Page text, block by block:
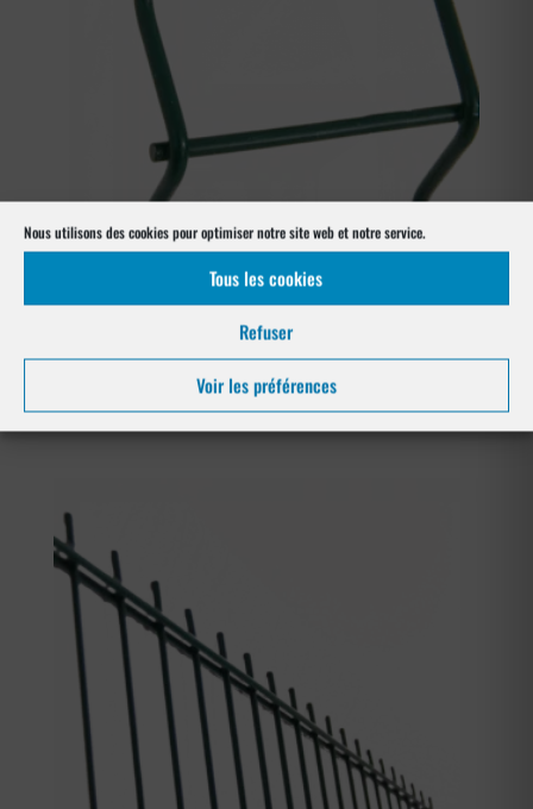
Nous utilisons des cookies pour optimiser notre site web et notre service.
Tous les cookies
Refuser
Voir les préférences
Panneaux pour zones inondables
60,00€–72,00€Plage